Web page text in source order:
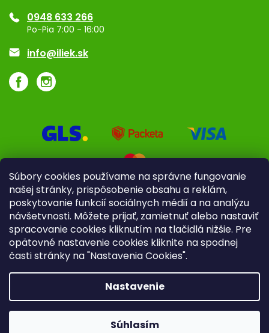
Súbory cookies používame na správne fungovanie
našej stránky, prispôsobenie obsahu a reklám,
poskytovanie funkcií sociálnych médií a na analýzu
návšetvnosti. Môžete prijať, zamietnuť alebo nastaviť
spracovanie cookies kliknutím na tlačidlá nižšie. Pre
opätovné nastavenie cookies kliknite na spodnej
časti stránky na "Nastavenia Cookies".
Nastavenie
Súhlasím
Značky0948 633 266
Po-Pia 7:00 - 16:00
info@iliek.sk
Pre firmy Poradenstvo
iliek.sk. Všetky práva vyhradené.
nastavenie cookies